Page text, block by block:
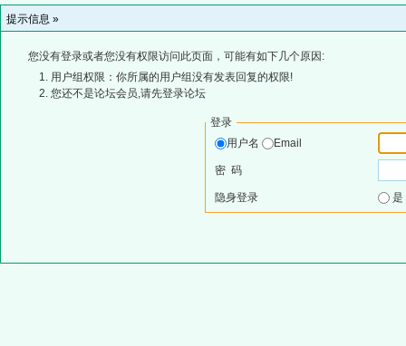
提示信息 »
您没有登录或者您没有权限访问此页面，可能有如下几个原因:
用户组权限：你所属的用户组没有发表回复的权限!
您还不是论坛会员,请先登录论坛
登录
用户名
Email
密 码
隐身登录